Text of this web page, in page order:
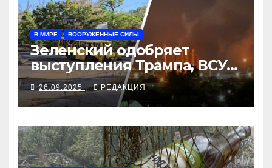
В МИРЕ ВООРУЖЁННЫЕ СИЛЫ
Зеленский одобряет
выступления Трампа, ВСУ
закрыли Добропольский
рубеж
26.09.2025 РЕДАКЦИЯ